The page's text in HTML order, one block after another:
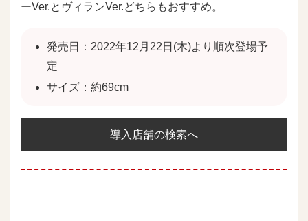
ーVer.とヴィランVer.どちらもおすすめ。
発売日：2022年12月22日(木)より順次登場予
定
サイズ：約69cm
導入店舗の検索へ